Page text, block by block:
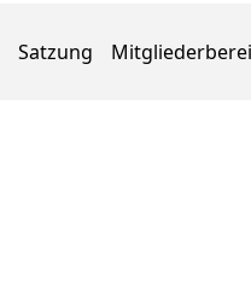
Satzung